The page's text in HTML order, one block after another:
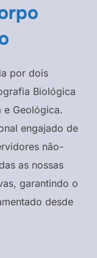
por dois
Biológica
e Geológica.
engajado de
não-
as nossas
garantindo o
desde